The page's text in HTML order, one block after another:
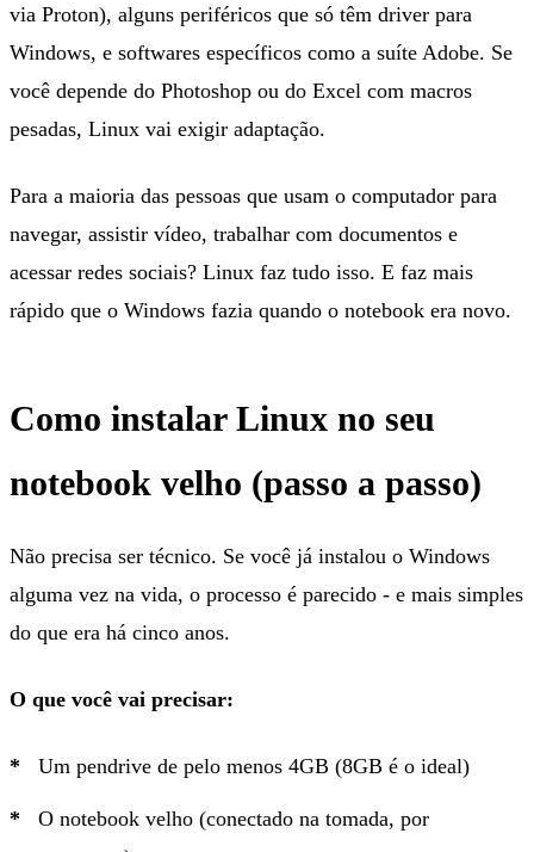
via Proton), alguns periféricos que só têm driver para
Windows, e softwares específicos como a suíte Adobe. Se
você depende do Photoshop ou do Excel com macros
pesadas, Linux vai exigir adaptação.
Para a maioria das pessoas que usam o computador para
navegar, assistir vídeo, trabalhar com documentos e
acessar redes sociais? Linux faz tudo isso. E faz mais
rápido que o Windows fazia quando o notebook era novo.
Como instalar Linux no seu
notebook velho (passo a passo)
Não precisa ser técnico. Se você já instalou o Windows
alguma vez na vida, o processo é parecido - e mais simples
do que era há cinco anos.
O que você vai precisar:
Um pendrive de pelo menos 4GB (8GB é o ideal)
O notebook velho (conectado na tomada, por